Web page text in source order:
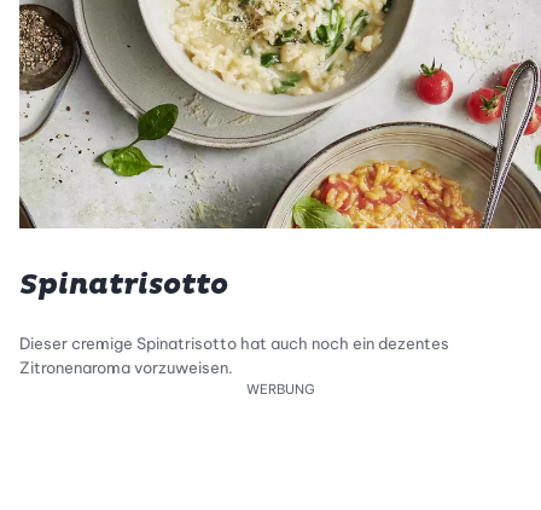
Spinatrisotto
Dieser cremige Spinatrisotto hat auch noch ein dezentes
Zitronenaroma vorzuweisen.
WERBUNG